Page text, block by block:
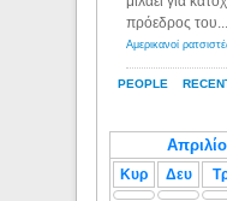
PEOPLE
πρόεδρος του...
Κυρ Δευ